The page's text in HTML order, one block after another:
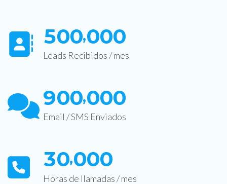
Leads Recibidos / mes
500,000
Email / SMS Enviados
900,000
Horas de llamadas / mes
30,000